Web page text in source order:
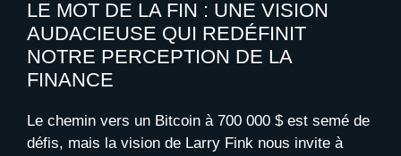
LE MOT DE LA FIN : UNE VISION
AUDACIEUSE QUI REDÉFINIT
NOTRE PERCEPTION DE LA
FINANCE
Le chemin vers un Bitcoin à 700 000 $ est semé de
défis, mais la vision de Larry Fink nous invite à